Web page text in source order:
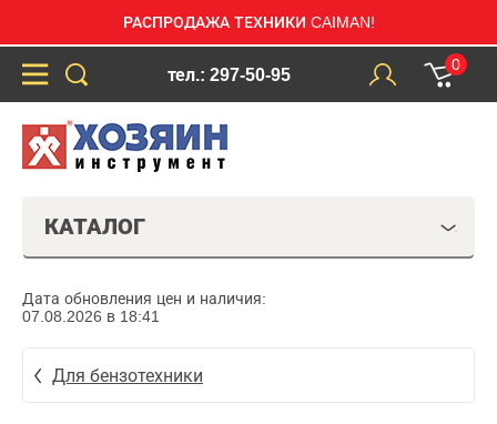
РАСПРОДАЖА ТЕХНИКИ CAIMAN!
тел.: 297-50-95
0
КАТАЛОГ
Дата обновления цен и наличия:
07.08.2026 в 18:41
Для бензотехники